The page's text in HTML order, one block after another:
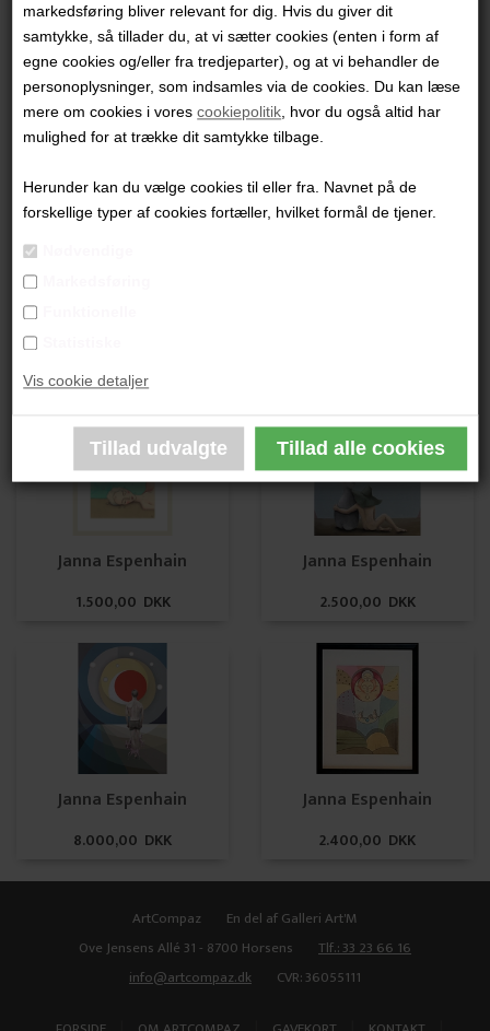
markedsføring bliver relevant for dig. Hvis du giver dit
samtykke, så tillader du, at vi sætter cookies (enten i form af
egne cookies og/eller fra tredjeparter), og at vi behandler de
personoplysninger, som indsamles via de cookies. Du kan læse
mere om cookies i vorescookiepolitik , hvor du også altid har
mulighed for at trække dit samtykke tilbage.
Herunder kan du vælge cookies til eller fra. Navnet på de
forskellige typer af cookies fortæller, hvilket formål de tjener.
Vis cookie detaljer
"Sørgefluens midnatsvals"
70 x 90 cm.
Ikke indrammet
PRODUKTBESKRIVELSE
PRODUKTINFORMATION
Andre værker af kunstneren:
Janna Espenhain
1.500,00 DKK
Janna Espenhain
2.500,00 DKK
Janna Espenhain
8.000,00 DKK
Janna Espenhain
2.400,00 DKK
ArtCompaz
En del af Galleri Art'M
Ove Jensens Allé 31 - 8700 Horsens
Tlf.: 33 23 66 16
info@artcompaz.dk
CVR: 36055111